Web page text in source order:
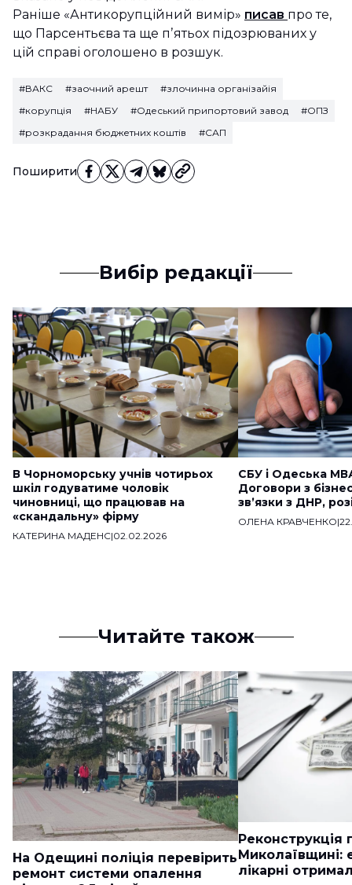
Поширити
Раніше «Антикорупційний вимір» писав про те,
що Парсентьєва та ще пʼятьох підозрюваних у
цій справі оголошено в розшук.
#ВАКС #заочний арешт
#злочинна організайія
#корупція
#НАБУ #Одеський припортовий завод
#ОПЗ
#розкрадання бюджетних коштів
#САП
Вибір редакції
В Чорноморську учнів чотирьох
шкіл годуватиме чоловік
чиновниці, що працював на
«скандальну» фірму
КАТЕРИНА МАДЕНС|02.02.2026
СБУ і Одеська
Договори з
звʼязки з ДНР,
ОЛЕНА КРАВЧЕНКО|
Читайте також
На Одещині поліція перевірить
ремонт системи опалення
Реконструкція
Миколаївщині:
лікарні